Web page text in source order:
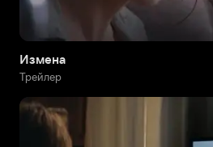
Измена
Трейлер